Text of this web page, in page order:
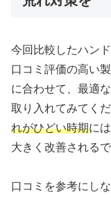
今回比較したハン
口コミ評価の高い
に合わせて、最適
取り入れてみてくだ
れがひどい時期に
大きく改善されるで
口コミを参考にしな